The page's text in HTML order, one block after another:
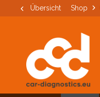
Übersicht Shop